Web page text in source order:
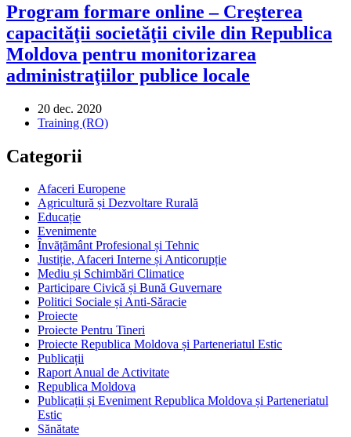
Program formare online – Creşterea
capacităţii societăţii civile din Republica
Moldova pentru monitorizarea
administraţiilor publice locale
20 dec. 2020
Training (RO)
Categorii
Afaceri Europene
Agricultură și Dezvoltare Rurală
Educație
Evenimente
Învățământ Profesional și Tehnic
Justiție, Afaceri Interne și Anticorupție
Mediu și Schimbări Climatice
Participare Civică și Bună Guvernare
Politici Sociale și Anti-Săracie
Proiecte
Proiecte Pentru Tineri
Proiecte Republica Moldova și Parteneriatul Estic
Publicații
Raport Anual de Activitate
Republica Moldova
Publicații și Eveniment Republica Moldova și Parteneriatul
Estic
Sănătate